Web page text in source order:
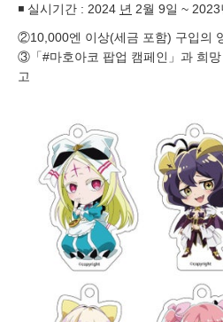
◾️ 실시기간 : 2024 년 2월 9일 ~
②10,000엔 이상(세금 포함) 구입의
③「#마호아코 팝업 캠페인」과 희
고